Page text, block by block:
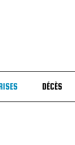
DÉCÈS